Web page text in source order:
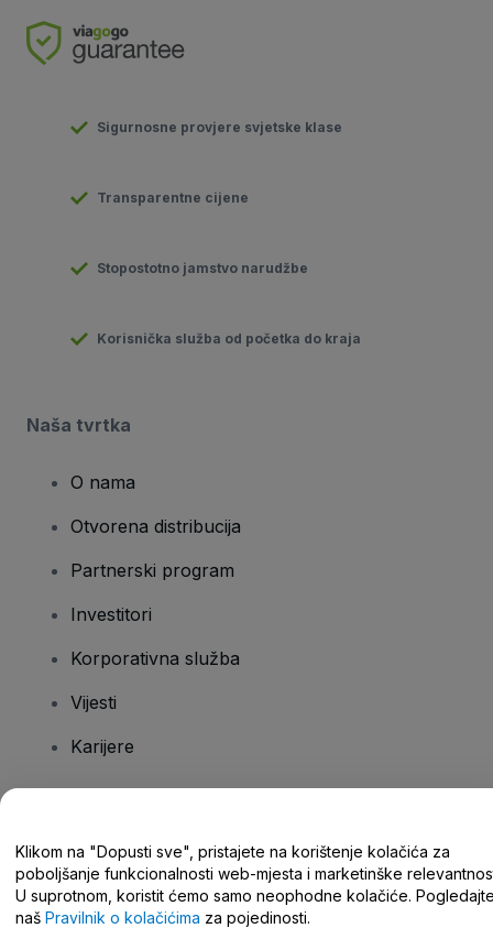
Sigurnosne provjere svjetske klase
Transparentne cijene
Stopostotno jamstvo narudžbe
Korisnička služba od početka do kraja
Naša tvrtka
O nama
Otvorena distribucija
Partnerski program
Investitori
Korporativna služba
Vijesti
Karijere
Centar za pomoć/kontaktirajte nas
Klikom na "Dopusti sve", pristajete na korištenje kolačića za
poboljšanje funkcionalnosti web-mjesta i marketinške
U suprotnom, koristit ćemo samo neophodne kolačiće.
naš Pravilnik o kolačićima za pojedinosti.